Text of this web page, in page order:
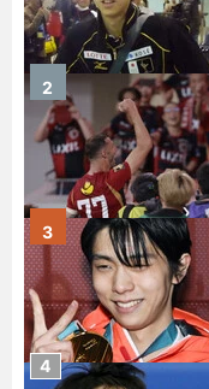
2
3
4